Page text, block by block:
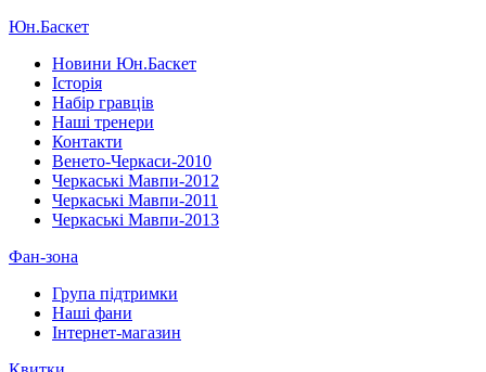
Юн.Баскет
Новини Юн.Баскет
Історія
Набір гравців
Наші тренери
Контакти
Венето-Черкаси-2010
Черкаські Мавпи-2012
Черкаські Мавпи-2011
Черкаські Мавпи-2013
Фан-зона
Група підтримки
Наші фани
Інтернет-магазин